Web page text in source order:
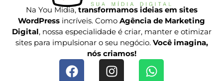
Na You Midia, transformamos ideias em sites
WordPress incríveis. Como Agência de Marketing
Digital, nossa especialidade é criar, manter e otimizar
sites para impulsionar o seu negócio. Você imagina,
nós criamos!